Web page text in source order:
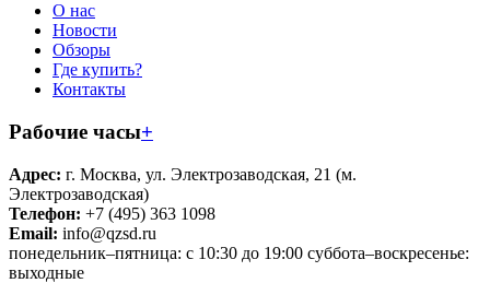
О нас
Новости
Обзоры
Где купить?
Контакты
Рабочие часы+
Адрес: г. Москва, ул. Электрозаводская, 21 (м.
Электрозаводская)
Телефон: +7 (495) 363 1098
Email: info@qzsd.ru
понедельник–пятница: с 10:30 до 19:00 суббота–воскресенье:
выходные